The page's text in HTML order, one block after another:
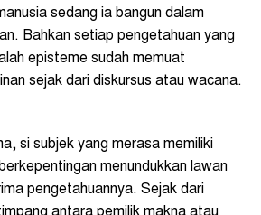
sedang ia bangun dalam
Bahkan setiap pengetahuan yang
episteme sudah memuat
sejak dari diskursus atau wacana.
si subjek yang merasa memiliki
menundukkan lawan
pengetahuannya. Sejak dari